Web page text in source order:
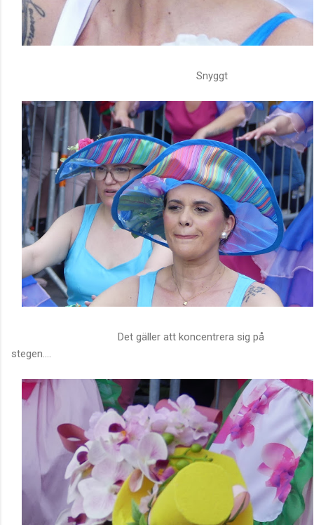
Snyggt
Det gäller att koncentrera sig på
stegen....